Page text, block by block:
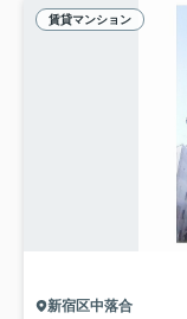
賃貸マンション
新宿区中落合